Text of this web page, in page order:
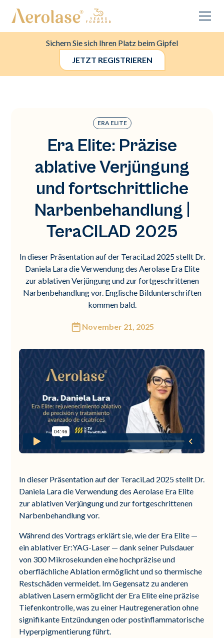
Sichern Sie sich Ihren Platz beim Gipfel
JETZT REGISTRIEREN
ERA ELITE
Era Elite: Präzise
ablative Verjüngung
und fortschrittliche
Narbenbehandlung |
TeraCILAD 2025
In dieser Präsentation auf der TeraciLad 2025 stellt Dr.
Daniela Lara die Verwendung des Aerolase Era Elite
zur ablativen Verjüngung und zur fortgeschrittenen
Narbenbehandlung vor. Englische Bildunterschriften
kommen bald.
November 21, 2025
In dieser Präsentation auf der TeraciLad 2025 stellt Dr.
Daniela Lara die Verwendung des Aerolase Era Elite
zur ablativen Verjüngung und zur fortgeschrittenen
Narbenbehandlung vor.
Während des Vortrags erklärt sie, wie der Era Elite —
ein ablativer Er:YAG-Laser — dank seiner Pulsdauer
von 300 Mikrosekunden eine hochpräzise und
oberflächliche Ablation ermöglicht und so thermische
Restschäden vermeidet. Im Gegensatz zu anderen
ablativen Lasern ermöglicht der Era Elite eine präzise
Tiefenkontrolle, was zu einer Hautregeneration ohne
signifikante Entzündungen oder postinflammatorische
Hyperpigmentierung führt.